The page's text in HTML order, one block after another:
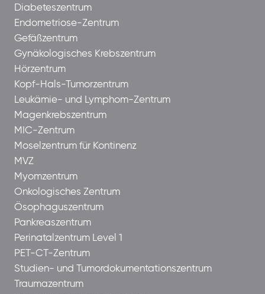
Diabeteszentrum
Endometriose-Zentrum
Gefäßzentrum
Gynäkologisches Krebszentrum
Hörzentrum
Kopf-Hals-Tumorzentrum
Leukämie- und Lymphom-Zentrum
Magenkrebszentrum
MIC-Zentrum
Moselzentrum für Kontinenz
MVZ
Myomzentrum
Onkologisches Zentrum
Ösophaguszentrum
Pankreaszentrum
Perinatalzentrum Level 1
PET-CT-Zentrum
Studien- und Tumordokumentationszentrum
Traumazentrum